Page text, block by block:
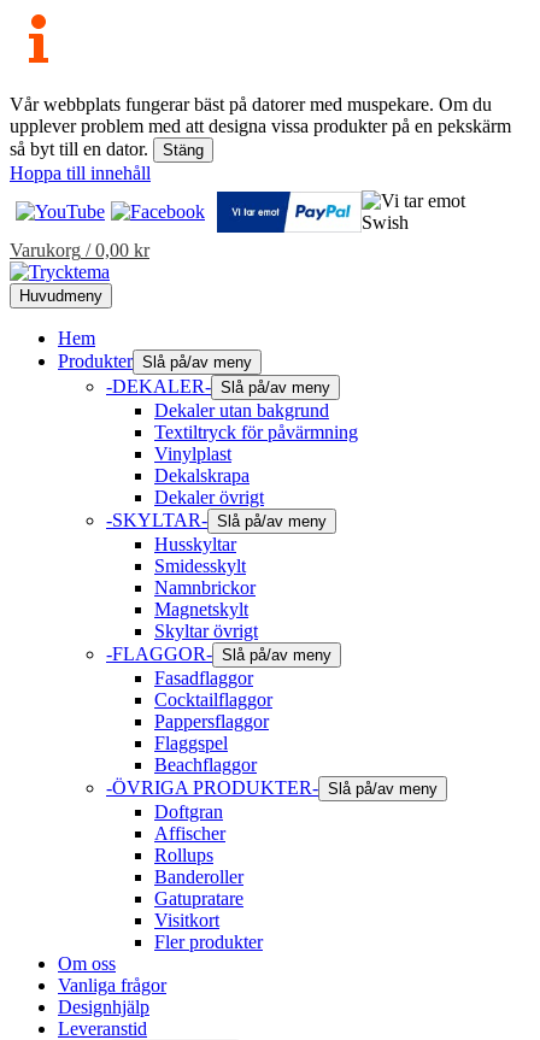
Vår webbplats fungerar bäst på datorer med muspekare. Om du
upplever problem med att designa vissa produkter på en pekskärm
så byt till en dator.
Stäng
Hoppa till innehåll
Varukorg /0,00 kr
Huvudmeny
Hem
Produkter Slå på/av meny
-DEKALER- Slå på/av meny
Dekaler utan bakgrund
Textiltryck för påvärmning
Vinylplast
Dekalskrapa
Dekaler övrigt
-SKYLTAR- Slå på/av meny
Husskyltar
Smidesskylt
Namnbrickor
Magnetskylt
Skyltar övrigt
-FLAGGOR- Slå på/av meny
Fasadflaggor
Cocktailflaggor
Pappersflaggor
Flaggspel
Beachflaggor
-ÖVRIGA PRODUKTER- Slå på/av meny
Doftgran
Affischer
Rollups
Banderoller
Gatupratare
Visitkort
Fler produkter
Om oss
Vanliga frågor
Designhjälp
Leveranstid